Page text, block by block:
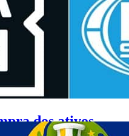
dos ativos